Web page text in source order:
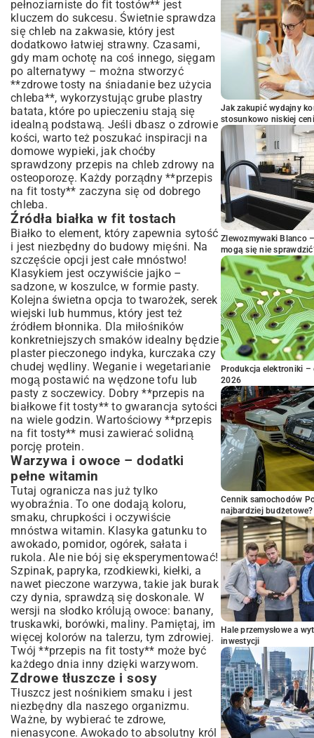
pełnoziarniste do fit tostów** jest
kluczem do sukcesu. Świetnie sprawdza
się chleb na zakwasie, który jest
dodatkowo łatwiej strawny. Czasami,
gdy mam ochotę na coś innego, sięgam
po alternatywy – można stworzyć
**zdrowe tosty na śniadanie bez użycia
chleba**, wykorzystując grube plastry
batata, które po upieczeniu stają się
idealną podstawą. Jeśli dbasz o zdrowie
kości, warto też poszukać inspiracji na
domowe wypieki, jak choćby
sprawdzony przepis na chleb zdrowy na
osteoporozę. Każdy porządny **przepis
na fit tosty** zaczyna się od dobrego
chleba.
Źródła białka w fit tostach
Białko to element, który zapewnia sytość
i jest niezbędny do budowy mięśni. Na
szczęście opcji jest całe mnóstwo!
Klasykiem jest oczywiście jajko –
sadzone, w koszulce, w formie pasty.
Kolejna świetna opcja to twarożek, serek
wiejski lub hummus, który jest też
źródłem błonnika. Dla miłośników
konkretniejszych smaków idealny będzie
plaster pieczonego indyka, kurczaka czy
chudej wędliny. Weganie i wegetarianie
mogą postawić na wędzone tofu lub
pasty z soczewicy. Dobry **przepis na
białkowe fit tosty** to gwarancja sytości
na wiele godzin. Wartościowy **przepis
na fit tosty** musi zawierać solidną
porcję protein.
Warzywa i owoce – dodatki
pełne witamin
Tutaj ogranicza nas już tylko
wyobraźnia. To one dodają koloru,
smaku, chrupkości i oczywiście
mnóstwa witamin. Klasyka gatunku to
awokado, pomidor, ogórek, sałata i
rukola. Ale nie bój się eksperymentować!
Szpinak, papryka, rzodkiewki, kiełki, a
nawet pieczone warzywa, takie jak burak
czy dynia, sprawdzą się doskonale. W
wersji na słodko królują owoce: banany,
truskawki, borówki, maliny. Pamiętaj, im
więcej kolorów na talerzu, tym zdrowiej.
Twój **przepis na fit tosty** może być
każdego dnia inny dzięki warzywom.
Zdrowe tłuszcze i sosy
Tłuszcz jest nośnikiem smaku i jest
niezbędny dla naszego organizmu.
Ważne, by wybierać te zdrowe,
nienasycone. Awokado to absolutny król
Jak zakupić wydajny
stosunkowo niskiej
Zlewozmywaki Blanco
mogą się nie
Produkcja elektroniki –
2026
Cennik samochodów
najbardziej budżetowe?
Hale przemysłowe a
inwestycji